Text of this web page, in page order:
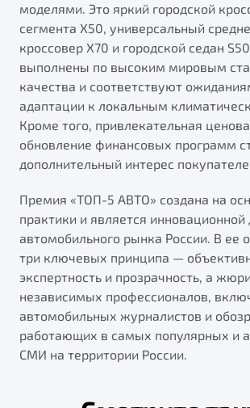
моделями. Это яркий городской
сегмента X50, универсальный
кроссовер X70 и городской седан
выполнены по высоким мировым
качества и соответствуют
адаптации к локальным
Кроме того, привлекательная
обновление финансовых программ
дополнительный интерес
Премия «ТОП-5 АВТО» создана на
практики и является инновационной
автомобильного рынка России. В ее
три ключевых принципа —
экспертность и прозрачность, а
независимых профессионалов,
автомобильных журналистов и
работающих в самых популярных и
СМИ на территории России.